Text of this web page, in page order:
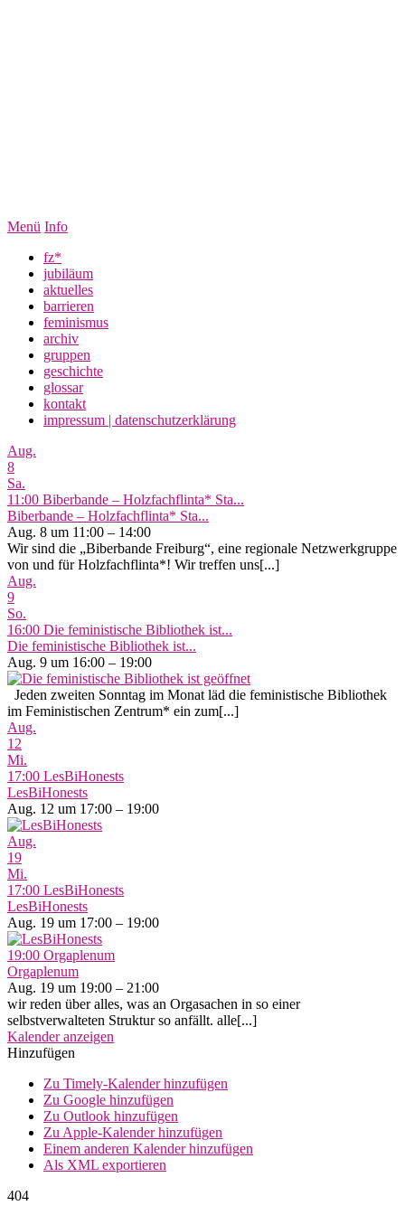
Menü Info
fz*
jubiläum
aktuelles
barrieren
feminismus
archiv
gruppen
geschichte
glossar
kontakt
impressum | datenschutzerklärung
Aug.
8
Sa.
11:00 Biberbande – Holzfachflinta* Sta...
Biberbande – Holzfachflinta* Sta...
Aug. 8 um 11:00 – 14:00
Wir sind die „Biberbande Freiburg“, eine regionale Netzwerkgruppe
von und für Holzfachflinta*! Wir treffen uns[...]
Aug.
9
So.
16:00 Die feministische Bibliothek ist...
Die feministische Bibliothek ist...
Aug. 9 um 16:00 – 19:00
Jeden zweiten Sonntag im Monat läd die feministische Bibliothek
im Feministischen Zentrum* ein zum[...]
Aug.
12
Mi.
17:00 LesBiHonests
LesBiHonests
Aug. 12 um 17:00 – 19:00
Aug.
19
Mi.
17:00 LesBiHonests
LesBiHonests
Aug. 19 um 17:00 – 19:00
19:00 Orgaplenum
Orgaplenum
Aug. 19 um 19:00 – 21:00
wir reden über alles, was an Orgasachen in so einer
selbstverwalteten Struktur so anfällt. alle[...]
Kalender anzeigen
Hinzufügen
Zu Timely-Kalender hinzufügen
Zu Google hinzufügen
Zu Outlook hinzufügen
Zu Apple-Kalender hinzufügen
Einem anderen Kalender hinzufügen
Als XML exportieren
404